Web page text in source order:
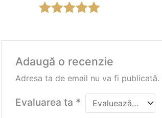
Adaugă o recenzie
Adresa ta de email nu va fi publicată.
Evaluarea ta *